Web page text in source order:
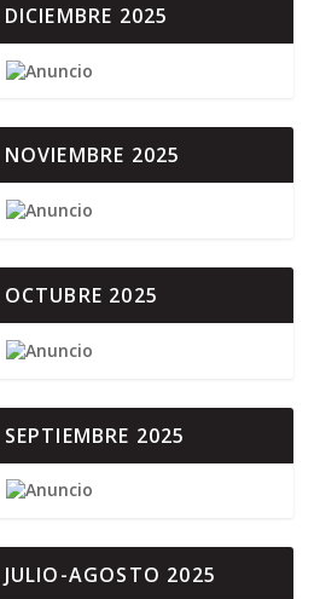
2025
2025
2025
2025
AGOSTO 2025